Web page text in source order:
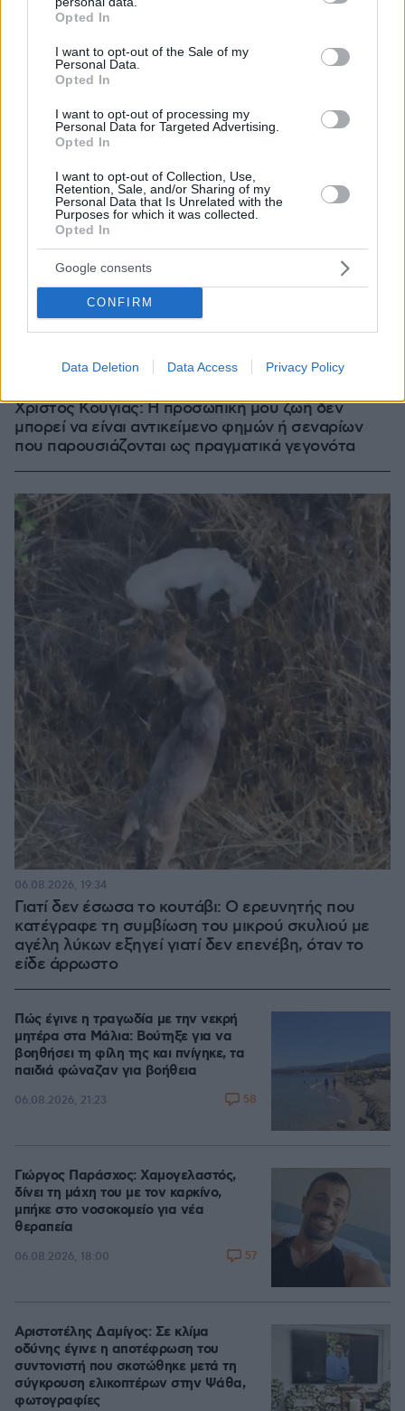
grant or deny consent to Google and its third-party tags to
use your data for below specified purposes in below Google
consent section.
Opted In
I want to opt-out of the Sale of my
Personal Data.
Opted In
I want to opt-out of processing my
Personal Data for Targeted Advertising.
Opted In
I want to opt-out of Collection, Use,
Retention, Sale, and/or Sharing of my
Personal Data that Is Unrelated with the
Purposes for which it was collected.
Opted In
Google consents
CONFIRM
Data Deletion Data Access Privacy Policy
Χρίστος Κούγιας: Η προσωπική μου ζωή δεν
μπορεί να είναι αντικείμενο φημών ή σεναρίων
που παρουσιάζονται ως πραγματικά γεγονότα
Γιατί δεν έσωσα το κουτάβι: Ο ερευνητής που
κατέγραφε τη συμβίωση του μικρού σκυλιού με
αγέλη λύκων εξηγεί γιατί δεν επενέβη, όταν το
είδε άρρωστο
06.08.2026, 19:34
Πώς έγινε η τραγωδία με την νεκρή
μητέρα στα Μάλια: Βούτηξε για να
βοηθήσει τη φίλη της και πνίγηκε, τα
παιδιά φώναζαν για βοήθεια
06.08.2026, 21:23 58
Γιώργος Παράσχος: Χαμογελαστός,
δίνει τη μάχη του με τον καρκίνο,
μπήκε στο νοσοκομείο για νέα
θεραπεία
06.08.2026, 18:00 57
Αριστοτέλης Δαμίγος: Σε κλίμα
οδύνης έγινε η αποτέφρωση του
συντονιστή που σκοτώθηκε μετά τη
σύγκρουση ελικοπτέρων στην Ψάθα,
φωτογραφίες